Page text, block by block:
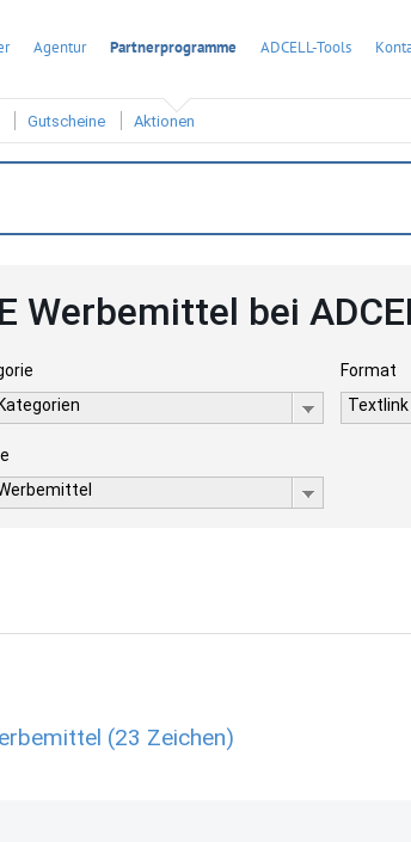
Agentur Partnerprogramme ADCELL-Tools
Gutscheine Aktionen
Werbemittel bei
Format
Textlink
(23 Zeichen)